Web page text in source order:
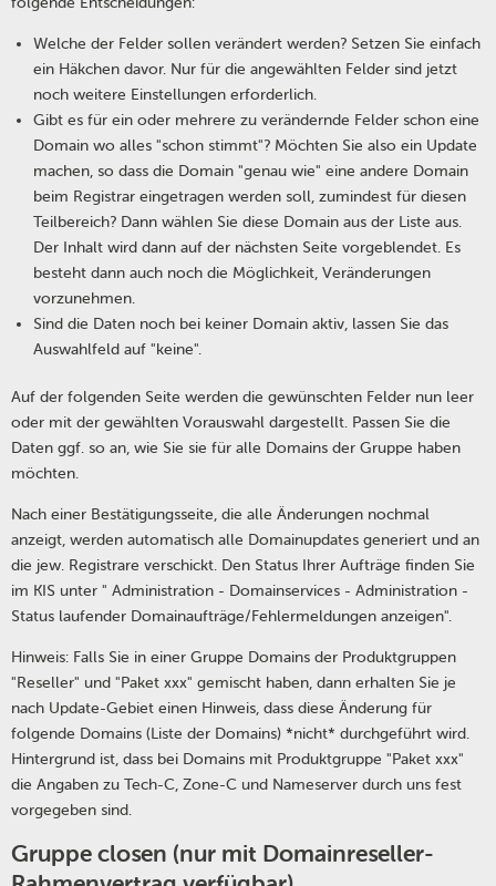
Welche der Felder sollen verändert werden? Setzen Sie einfach
ein Häkchen davor. Nur für die angewählten Felder sind jetzt
noch weitere Einstellungen erforderlich.
Gibt es für ein oder mehrere zu verändernde Felder schon eine
Domain wo alles "schon stimmt"? Möchten Sie also ein Update
machen, so dass die Domain "genau wie" eine andere Domain
beim Registrar eingetragen werden soll, zumindest für diesen
Teilbereich? Dann wählen Sie diese Domain aus der Liste aus.
Der Inhalt wird dann auf der nächsten Seite vorgeblendet. Es
besteht dann auch noch die Möglichkeit, Veränderungen
vorzunehmen.
Sind die Daten noch bei keiner Domain aktiv, lassen Sie das
Auswahlfeld auf "keine".
Auf der folgenden Seite werden die gewünschten Felder nun leer
oder mit der gewählten Vorauswahl dargestellt. Passen Sie die
Daten ggf. so an, wie Sie sie für alle Domains der Gruppe haben
möchten.
Nach einer Bestätigungsseite, die alle Änderungen nochmal
anzeigt, werden automatisch alle Domainupdates generiert und an
die jew. Registrare verschickt. Den Status Ihrer Aufträge finden Sie
im KIS unter " Administration - Domainservices - Administration -
Status laufender Domainaufträge/Fehlermeldungen anzeigen".
Hinweis: Falls Sie in einer Gruppe Domains der Produktgruppen
"Reseller" und "Paket xxx" gemischt haben, dann erhalten Sie je
nach Update-Gebiet einen Hinweis, dass diese Änderung für
folgende Domains (Liste der Domains) *nicht* durchgeführt wird.
Hintergrund ist, dass bei Domains mit Produktgruppe "Paket xxx"
die Angaben zu Tech-C, Zone-C und Nameserver durch uns fest
vorgegeben sind.
Gruppe closen (nur mit Domainreseller-